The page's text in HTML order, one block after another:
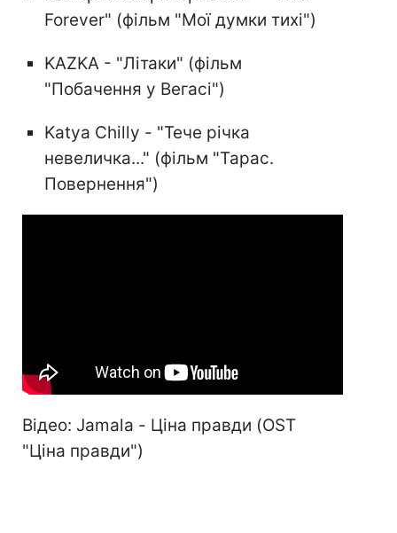
Forever" (фільм "Мої думки тихі")
KAZKA - "Літаки" (фільм
"Побачення у Вегасі")
Katya Chilly - "Тече річка
невеличка..." (фільм "Тарас.
Повернення")
Відео: Jamala - Ціна правди (OST
"Ціна правди")